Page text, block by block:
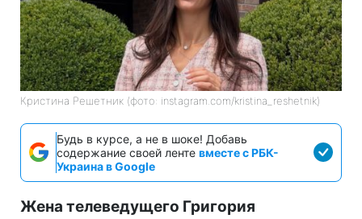
Кристина Решетник (фото: instagram.com/kristina_reshetnik)
Будь в курсе, а не в шоке! Добавь
содержание своей ленте вместе с РБК-
Украина в Google
Жена телеведущего Григория